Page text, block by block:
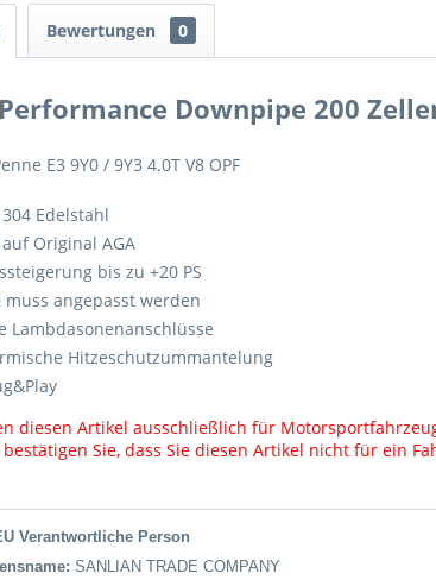
Bewertungen 0
Downpipe 200
E3 9Y0 / 9Y3 4.0T V8 OPF
Edelstahl
Original AGA
bis zu +20 PS
muss angepasst werden
Lambdasonenanschlüsse
Hitzeschutzummantelung
diesen Artikel ausschließlich für
Sie, dass Sie diesen Artikel nicht für ein
Verantwortliche Person
SANLIAN TRADE COMPANY